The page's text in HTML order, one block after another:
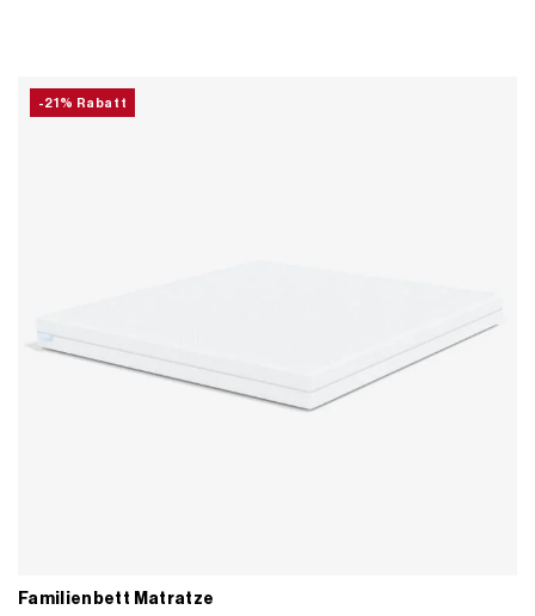
-21% Rabatt
Familienbett Matratze